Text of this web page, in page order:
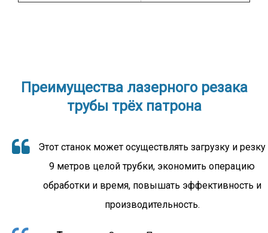
Преимущества лазерного резака
трубы трёх патрона
Этот станок может осуществлять загрузку и резку
9 метров целой трубки, экономить операцию
обработки и время, повышать эффективность и
производительность.